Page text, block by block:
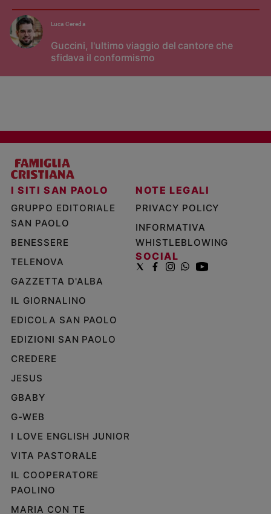
Guccini, l'ultimo viaggio del cantore che
sfidava il conformismo
Luca Cereda
I SITI SAN PAOLO
GRUPPO EDITORIALE
SAN PAOLO
BENESSERE
TELENOVA
GAZZETTA D'ALBA
IL GIORNALINO
EDICOLA SAN PAOLO
EDIZIONI SAN PAOLO
CREDERE
JESUS
GBABY
G-WEB
I LOVE ENGLISH JUNIOR
VITA PASTORALE
IL COOPERATORE
PAOLINO
MARIA CON TE
NOTE LEGALI
PRIVACY POLICY
INFORMATIVA
WHISTLEBLOWING
SOCIAL